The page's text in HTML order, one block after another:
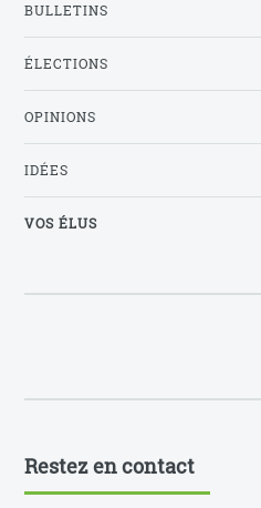
BULLETINS
ÉLECTIONS
OPINIONS
IDÉES
VOS ÉLUS
Restez en contact